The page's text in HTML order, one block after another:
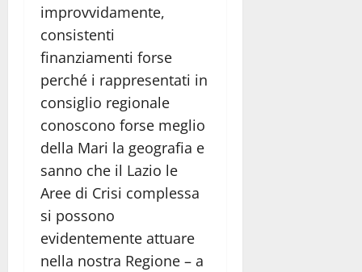
improvvidamente,
consistenti
finanziamenti forse
perché i rappresentati in
consiglio regionale
conoscono forse meglio
della Mari la geografia e
sanno che il Lazio le
Aree di Crisi complessa
si possono
evidentemente attuare
nella nostra Regione – a